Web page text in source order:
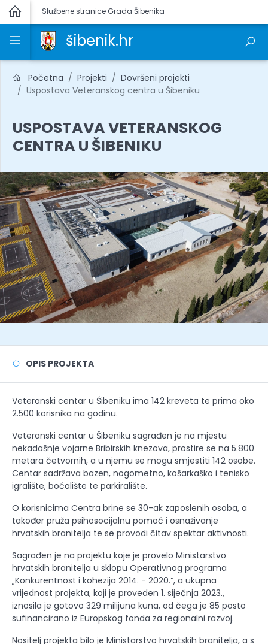
Službene stranice Grada Šibenika
šibenik.hr
Početna Projekti
Dovršeni projekti
Uspostava Veteranskog centra u Šibeniku
USPOSTAVA VETERANSKOG
CENTRA U ŠIBENIKU
OPIS PROJEKTA
Veteranski centar u Šibeniku ima 142 kreveta te prima oko
2.500 korisnika na godinu.
Veteranski centar u Šibeniku sagrađen je na mjestu
nekadašnje vojarne Bribirskih knezova, prostire se na 5.800
metara četvornih, a u njemu se mogu smjestiti 142 osobe.
Centar sadržava bazen, nogometno, košarkaško i tenisko
igralište, boćalište te parkiralište.
O korisnicima Centra brine se 30-ak zaposlenih osoba, a
također pruža psihosocijalnu pomoć i osnaživanje
hrvatskih branitelja te se provodi čitav spektar aktivnosti.
Sagrađen je na projektu koje je provelo Ministarstvo
hrvatskih branitelja u sklopu Operativnog programa
„Konkurentnost i kohezija 2014. - 2020.“, a ukupna
vrijednost projekta, koji je proveden 1. siječnja 2023.,
iznosila je gotovo 329 milijuna kuna, od čega je 85 posto
sufinancirano iz Europskog fonda za regionalni razvoj.
Nositelj projekta bilo je Ministarstvo hrvatskih branitelja, a s